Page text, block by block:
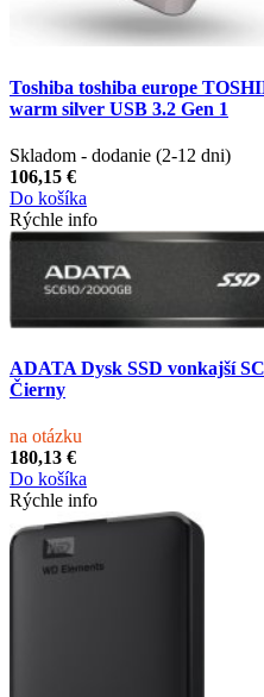
Toshiba toshiba europe
warm silver USB 3.2 Gen 1
Skladom - dodanie (2-12 dni)
106,15 €
Do košíka
Rýchle info
ADATA Dysk SSD vonkajší
Čierny
na otázku
180,13 €
Do košíka
Rýchle info